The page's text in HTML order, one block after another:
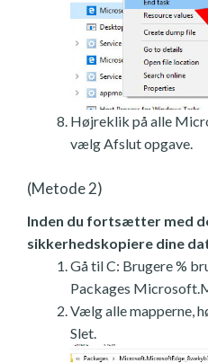
Højreklik på alle
vælg Afslut opgave.
(Metode 2)
Inden du fortsætter med
sikkerhedskopiere dine
Gå til C: Brugere %
Packages
Vælg alle mapperne,
Slet.